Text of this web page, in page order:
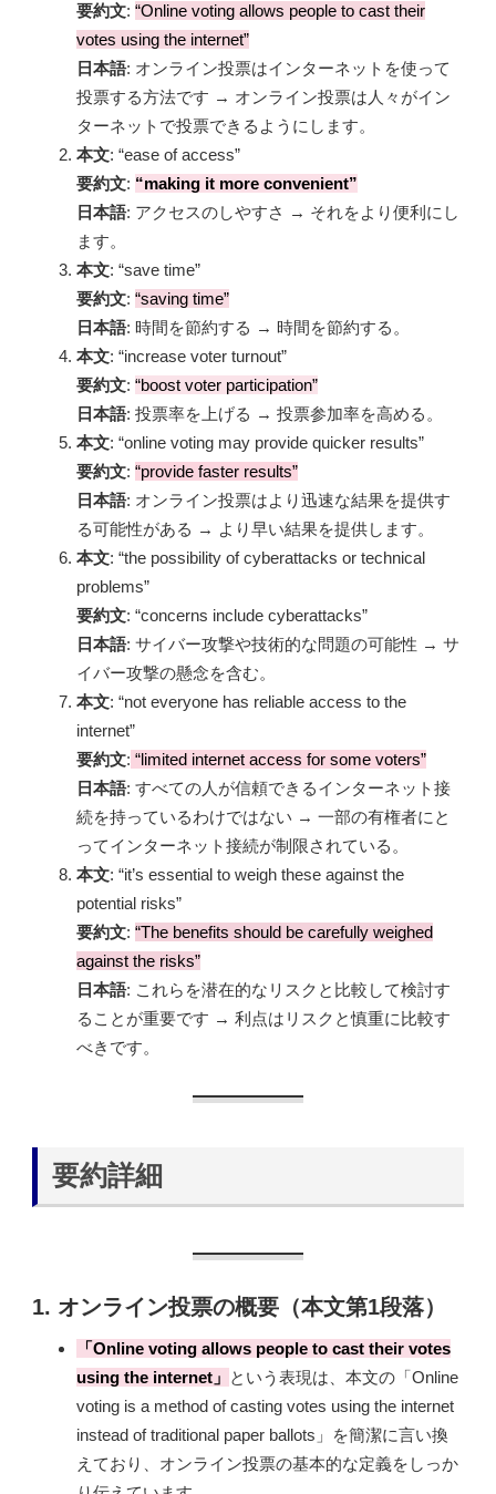
要約文: “Online voting allows people to cast their
votes using the internet”
日本語: オンライン投票はインターネットを使って
投票する方法です → オンライン投票は人々がイン
ターネットで投票できるようにします。
本文: “ease of access”
要約文: “making it more convenient”
日本語: アクセスのしやすさ → それをより便利にし
ます。
本文: “save time”
要約文: “saving time”
日本語: 時間を節約する → 時間を節約する。
本文: “increase voter turnout”
要約文: “boost voter participation”
日本語: 投票率を上げる → 投票参加率を高める。
本文: “online voting may provide quicker results”
要約文: “provide faster results”
日本語: オンライン投票はより迅速な結果を提供す
る可能性がある → より早い結果を提供します。
本文: “the possibility of cyberattacks or technical
problems”
要約文: “concerns include cyberattacks”
日本語: サイバー攻撃や技術的な問題の可能性 → サ
イバー攻撃の懸念を含む。
本文: “not everyone has reliable access to the
internet”
要約文: “limited internet access for some voters”
日本語: すべての人が信頼できるインターネット接
続を持っているわけではない → 一部の有権者にと
ってインターネット接続が制限されている。
本文: “it’s essential to weigh these against the
potential risks”
要約文: “The benefits should be carefully weighed
against the risks”
日本語: これらを潜在的なリスクと比較して検討す
ることが重要です → 利点はリスクと慎重に比較す
べきです。
要約詳細
1. オンライン投票の概要 （本文第1段落）
「Online voting allows people to cast their votes
using the internet」 という表現は、本文の「Online
voting is a method of casting votes using the internet
instead of traditional paper ballots」を簡潔に言い換
えており、オンライン投票の基本的な定義をしっか